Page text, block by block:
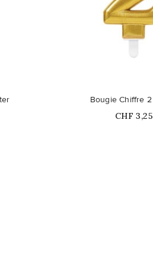
en
Bougie Chiffre
Prix
CHF 3,25